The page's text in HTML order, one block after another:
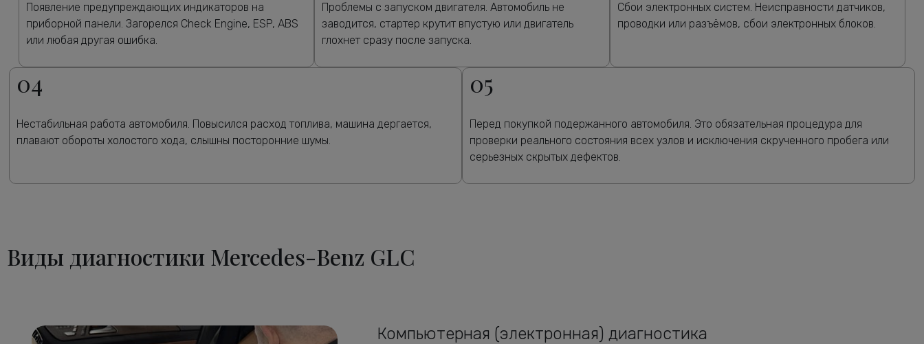
Появление предупреждающих индикаторов на
приборной панели. Загорелся Check Engine, ESP, ABS
или любая другая ошибка.
Проблемы с запуском двигателя. Автомобиль не
заводится, стартер крутит впустую или двигатель
глохнет сразу после запуска.
Сбои электронных систем. Неисправности датчиков,
проводки или разъёмов, сбои электронных блоков.
04
Нестабильная работа автомобиля. Повысился расход топлива, машина дергается,
плавают обороты холостого хода, слышны посторонние шумы.
05
Перед покупкой подержанного автомобиля. Это обязательная процедура для
проверки реального состояния всех узлов и исключения скрученного пробега или
серьезных скрытых дефектов.
Виды диагностики Mercedes-Benz GLC
Компьютерная (электронная) диагностика